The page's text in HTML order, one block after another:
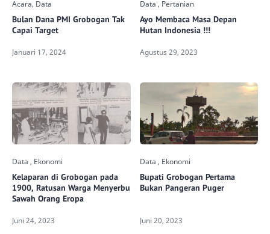
Bulan Dana PMI Grobogan Tak
Capai Target
Ayo Membaca Masa Depan
Hutan Indonesia !!!
Kelaparan di Grobogan pada
1900, Ratusan Warga Menyerbu
Sawah Orang Eropa
Bupati Grobogan Pertama
Bukan Pangeran Puger